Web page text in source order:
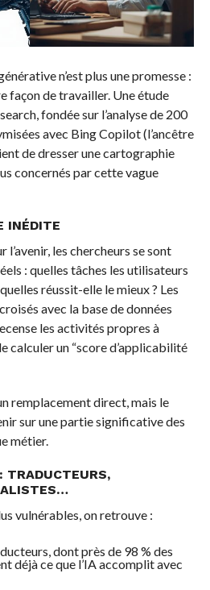
n’est plus une promesse :
façon de travailler. Une étude
fondée sur l’analyse de 200
avec Bing Copilot (l’ancêtre
de dresser une cartographie
concernés par cette vague
INÉDITE
l’avenir, les chercheurs se sont
: quelles tâches les utilisateurs
réussit-elle le mieux ? Les
avec la base de données
les activités propres à
calculer un “score d’applicabilité
remplacement direct, mais le
sur une partie significative des
métier.
TRADUCTEURS,
vulnérables, on retrouve :
dont près de 98 % des
déjà ce que l’IA accomplit avec